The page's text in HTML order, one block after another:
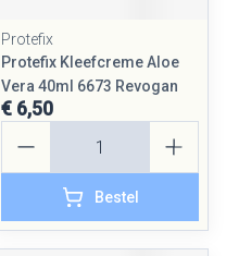
Protefix
Protefix Kleefcreme Aloe
Vera 40ml 6673 Revogan
€ 6,50
Bestel